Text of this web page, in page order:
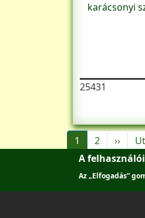
karácsonyi
25431
1 2 ››
A
Az „Elfogadás”